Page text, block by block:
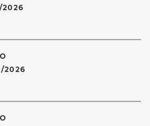
2026
2026